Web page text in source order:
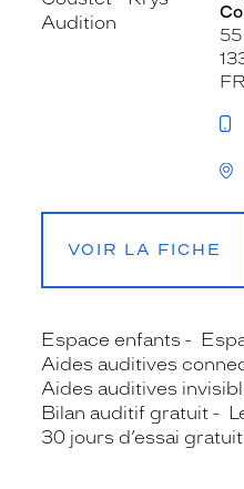
VOIR LA FICHE
Espace enfants
Aides auditives
Aides auditives
Bilan auditif gratuit
30 jours d’essai gratuit